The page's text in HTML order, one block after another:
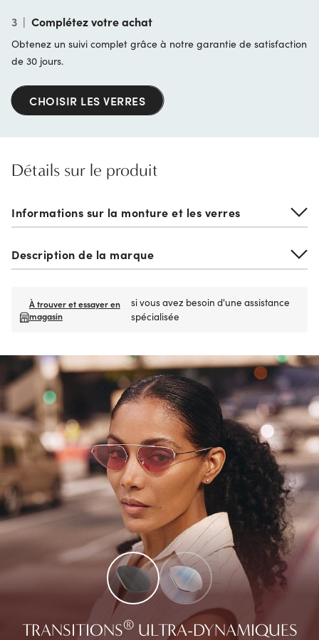
3 | Complétez votre achat
Obtenez un suivi complet grâce à notre garantie de satisfaction
de 30 jours.
CHOISIR LES VERRES
Détails sur le produit
Informations sur la monture et les verres
Description de la marque
À trouver et essayer en
magasin
si vous avez besoin d'une assistance
spécialisée
TRANSITIONS®ULTRA-DYNAMIQUES